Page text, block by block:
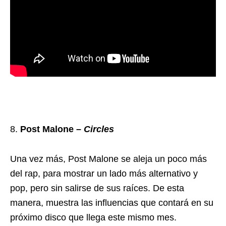
Post Malone – Circles
Una vez más, Post Malone se aleja un poco más
del rap, para mostrar un lado más alternativo y
pop, pero sin salirse de sus raíces. De esta
manera, muestra las influencias que contará en su
próximo disco que llega este mismo mes.